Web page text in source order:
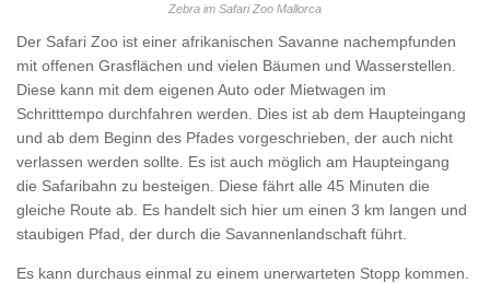
Zebra im Safari Zoo Mallorca
Der Safari Zoo ist einer afrikanischen Savanne nachempfunden
mit offenen Grasflächen und vielen Bäumen und Wasserstellen.
Diese kann mit dem eigenen Auto oder Mietwagen im
Schritttempo durchfahren werden. Dies ist ab dem Haupteingang
und ab dem Beginn des Pfades vorgeschrieben, der auch nicht
verlassen werden sollte. Es ist auch möglich am Haupteingang
die Safaribahn zu besteigen. Diese fährt alle 45 Minuten die
gleiche Route ab. Es handelt sich hier um einen 3 km langen und
staubigen Pfad, der durch die Savannenlandschaft führt.
Es kann durchaus einmal zu einem unerwarteten Stopp kommen.